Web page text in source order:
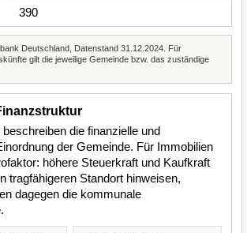
390
Deutschland, Datenstand 31.12.2024. Für
gilt die jeweilige Gemeinde bzw. das zuständige
die finanzielle und
der Gemeinde. Für Immobilien
höhere Steuerkraft und Kaufkraft
tragfähigeren Standort hinweisen,
dagegen die kommunale